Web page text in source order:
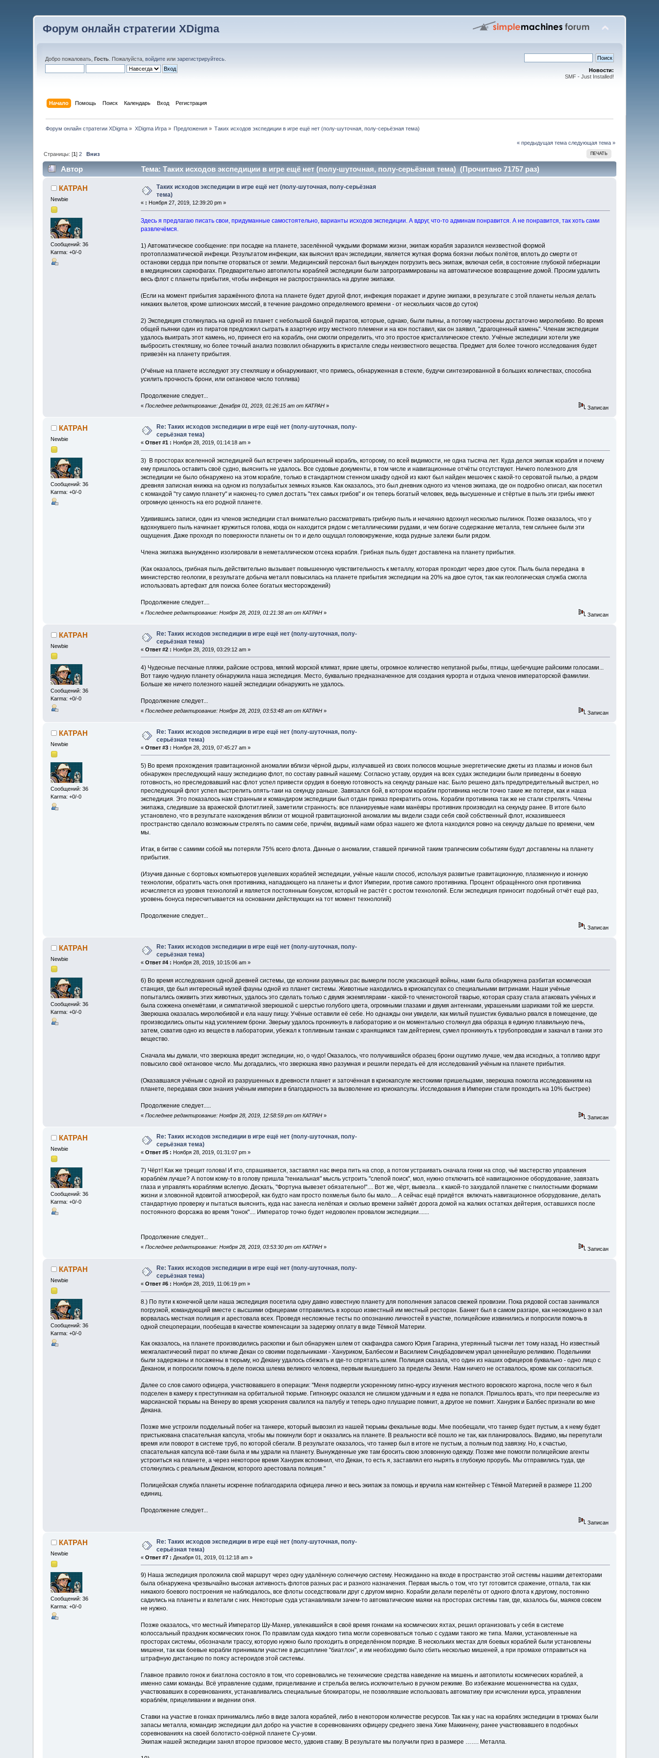
Форум онлайн стратегии XDigma
Добро пожаловать,Гость . Пожалуйста,войдите илизарегистрируйтесь
Новости:
SMF - Just Installed!
Начало Помощь Поиск Календарь Вход Регистрация
Форум онлайн стратегии XDigma » XDigma Игра» Предложения » Таких исходов экспедиции в игре ещё нет (полу-шуточная, полу-серьёзная тема)
« предыдущая тема следующая тема »
ПЕЧАТЬ
Страницы: [1]2 Вниз
Автор Тема: Таких исходов экспедиции в игре ещё нет (полу-шуточная, полу-серьёзная тема) (Прочитано 71757 раз)
КАТРАН
Newbie
Сообщений: 36
Karma: +0/-0
Таких исходов экспедиции в игре ещё нет (полу-шуточная, полу-серьёзная
тема)
« : Ноября 27, 2019, 12:39:20 pm »
Здесь я предлагаю писать свои, придуманные самостоятельно, варианты исходов экспедиции. А вдруг, что-то админам понравится. А не понравится, так хоть сами
развлечёмся.
1) Автоматическое сообщение: при посадке на планете, заселённой чуждыми формами жизни, экипаж корабля заразился неизвестной формой
протоплазматической инфекци. Результатом инфекции, как выяснил врач экспедиции, является жуткая форма боязни любых полётов, вплоть до смерти от
остановки сердца при попытке оторваться от земли. Медицинский персонал был вынужден погрузить весь экипаж, включая себя, в состояние глубокой гибернации
в медицинских саркофагах. Предварительно автопилоты кораблей экспедиции были запрограммированы на автоматическое возвращение домой. Просим удалить
весь флот с планеты прибытия, чтобы инфекция не распространилась на другие экипажи.
(Если на момент прибытия заражённого флота на планете будет другой флот, инфекция поражает и другие экипажи, в результате с этой планеты нельзя делать
никаких вылетов, кроме шпионских миссий, в течение рандомно определяемого времени - от нескольких часов до суток)
2) Экспедиция столкнулась на одной из планет с небольшой бандой пиратов, которые, однако, были пьяны, а потому настроены достаточно миролюбиво. Во время
общей пьянки один из пиратов предложил сыграть в азартную игру местного племени и на кон поставил, как он заявил, "драгоценный камень". Членам экспедиции
удалось выиграть этот камень, но, принеся его на корабль, они смогли определить, что это простое кристаллическое стекло. Учёные экспедиции хотели уже
выбросить стекляшку, но более точный анализ позволил обнаружить в кристалле следы неизвестного вещества. Предмет для более точного исследования будет
привезён на планету прибытия.
(Учёные на планете исследуют эту стекляшку и обнаруживают, что примесь, обнаруженная в стекле, будучи синтезированной в больших количествах, способна
усилить прочность брони, или октановое число топлива)
Продолжение следует...
« Последнее редактирование: Декабря 01, 2019, 01:26:15 am от КАТРАН» Записан
КАТРАН
Newbie
Сообщений: 36
Karma: +0/-0
Re: Таких исходов экспедиции в игре ещё нет (полу-шуточная, полу-
серьёзная тема)
« Ответ #1 : Ноября 28, 2019, 01:14:18 am »
3) В просторах вселенной экспедицией был встречен заброшенный корабль, которому, по всей видимости, не одна тысяча лет. Куда делся экипаж корабля и почему
ему пришлось оставить своё судно, выяснить не удалось. Все судовые документы, в том числе и навигационные отчёты отсутствуют. Ничего полезного для
экспедиции не было обнаружено на этом корабле, только в стандартном стенном шкафу одной из кают был найден мешочек с какой-то сероватой пылью, а рядом
древняя записная книжка на одном из полузабытых земных языков. Как оказалось, это был дневник одного из членов экипажа, где он подробно описал, как посетил
с командой "ту самую планету" и наконец-то сумел достать "тех самых грибов" и он теперь богатый человек, ведь высушенные и стёртые в пыль эти грибы имеют
огромную ценность на его родной планете.
Удивившись записи, один из членов экспедиции стал внимательно рассматривать грибную пыль и нечаянно вдохнул несколько пылинок. Позже оказалось, что у
вдохнувшего пыль начинает кружиться голова, когда он находится рядом с металлическими рудами, и чем богаче содержание металла, тем сильнее были эти
ощущения. Даже проходя по поверхности планеты он то и дело ощущал головокружение, когда рудные залежи были рядом.
Члена экипажа вынужденно изолировали в неметаллическом отсека корабля. Грибная пыль будет доставлена на планету прибытия.
(Как оказалось, грибная пыль действительно вызывает повышенную чувствительность к металлу, которая проходит через двое суток. Пыль была передана в
министерство геологии, в результате добыча металл повысилась на планете прибытия экспедиции на 20% на двое суток, так как геологическая служба смогла
использовать артефакт для поиска более богатых месторождений)
Продолжение следует....
« Последнее редактирование: Ноября 28, 2019, 01:21:38 am от КАТРАН» Записан
КАТРАН
Newbie
Сообщений: 36
Karma: +0/-0
Re: Таких исходов экспедиции в игре ещё нет (полу-шуточная, полу-
серьёзная тема)
« Ответ #2 : Ноября 28, 2019, 03:29:12 am »
4) Чудесные песчаные пляжи, райские острова, мягкий морской климат, яркие цветы, огромное количество непуганой рыбы, птицы, щебечущие райскими голосами...
Вот такую чудную планету обнаружила наша экспедиция. Место, буквально предназначенное для создания курорта и отдыха членов императорской фамилии.
Больше же ничего полезного нашей экспедиции обнаружить не удалось.
Продолжение следует...
« Последнее редактирование: Ноября 28, 2019, 03:53:48 am от КАТРАН» Записан
КАТРАН
Newbie
Сообщений: 36
Karma: +0/-0
Re: Таких исходов экспедиции в игре ещё нет (полу-шуточная, полу-
серьёзная тема)
« Ответ #3 : Ноября 28, 2019, 07:45:27 am »
5) Во время прохождения гравитационной аномалии вблизи чёрной дыры, излучавшей из своих полюсов мощные энергетические джеты из плазмы и ионов был
обнаружен преследующий нашу экспедицию флот, по составу равный нашему. Согласно уставу, орудия на всех судах экспедиции были приведены в боевую
готовность, но преследовавший нас флот успел привести орудия в боевую готовность на секунду раньше нас. Было решено дать предупредительный выстрел, но
преследующий флот успел выстрелить опять-таки на секунду раньше. Завязался бой, в котором корабли противника несли точно такие же потери, как и наша
экспедиция. Это показалось нам странным и командиром экспедиции был отдан приказ прекратить огонь. Корабли противника так же не стали стрелять. Члены
экипажа, следившие за вражеской флотитлией, заметили странность: все планируемые нами манёвры противник производил на секунду ранее. В итоге было
установлено, что в результате нахождения вблизи от мощной гравитационной аномалии мы видели сзади себя свой собственный флот, исказившееся
пространство сделало возможным стрелять по самим себе, причём, видимый нами образ нашего же флота находился ровно на секунду дальше по времени, чем
мы.
Итак, в битве с самими собой мы потеряли 75% всего флота. Данные о аномалии, ставшей причиной таким трагическим событиям будут доставлены на планету
прибытия.
(Изучив данные с бортовых компьютеров уцелевших кораблей экспедиции, учёные нашли способ, используя развитые гравитационную, плазменную и ионную
технологии, обратить часть огня противника, нападающего на планеты и флот Империи, против самого противника. Процент обращённого огня противника
исчисляется из уровня технологий и является постоянным бонусом, который не растёт с ростом технологий. Если экспедиция приносит подобный отчёт ещё раз,
уровень бонуса пересчитывается на основании действующих на тот момент технологий)
Продолжение следует...
Записан
КАТРАН
Newbie
Сообщений: 36
Karma: +0/-0
Re: Таких исходов экспедиции в игре ещё нет (полу-шуточная, полу-
серьёзная тема)
« Ответ #4 : Ноября 28, 2019, 10:15:06 am »
6) Во время исследования одной древней системы, где колонии разумных рас вымерли после ужасающей войны, нами была обнаружена разбитая космическая
станция, где был интересный музей фауны одной из планет системы. Животные находились в криокапсулах со специальными витринами. Наши учёные
попытались оживить этих животных, удалось это сделать только с двумя экземплярами - какой-то членистоногой тварью, которая сразу стала атаковать учёных и
была сожжена огнемётами, и симпатичной зверюшкой с шерстью голубого цвета, огромными глазами и двумя антеннами, украшеными шариками той же шерсти.
Зверюшка оказалась миролюбивой и ела нашу пищу. Учёные оставили её себе. Но однажды они увидели, как милый пушистик буквально рвался в помещение, где
производились опыты над усилением брони. Зверьку удалось проникнуть в лабораторию и он моментально столкнул два образца в единую плавильную печь,
затем, схватив одно из веществ в лаборатории, убежал к топливным танкам с хранящимся там дейтерием, сумел проникнуть к трубопроводам и закачал в танки это
вещество.
Сначала мы думали, что зверюшка вредит экспедиции, но, о чудо! Оказалось, что получившийся образец брони ощутимо лучше, чем два исходных, а топливо вдруг
повысило своё октановое число. Мы догадались, что зверюшка явно разумная и решили передать её для исследований учёным на планете прибытия.
(Оказавшаяся учёным с одной из разрушенных в древности планет и заточённая в криокапсуле жестокими пришельцами, зверюшка помогла исследованиям на
планете, передавая свои знания учёным империи в благодарность за вызволение из криокапсулы. Исследования в Империи стали проходить на 10% быстрее)
Продолжение следует.....
« Последнее редактирование: Ноября 28, 2019, 12:58:59 pm от КАТРАН» Записан
КАТРАН
Newbie
Сообщений: 36
Karma: +0/-0
Re: Таких исходов экспедиции в игре ещё нет (полу-шуточная, полу-
серьёзная тема)
« Ответ #5 : Ноября 28, 2019, 01:31:07 pm »
7) Чёрт! Как же трещит голова! И кто, спрашивается, заставлял нас вчера пить на спор, а потом устраивать сначала гонки на спор, чьё мастерство управления
кораблём лучше? А потом кому-то в голову пришла "гениальная" мысль устроить "слепой поиск", мол, нужно отключить всё навигационное оборудование, завязать
глаза и управлять кораблями вслепую. Дескать, "Фортуна вывезет обязательно!".... Вот же, чёрт, вывезла... к какой-то захудалой планетке с гнилостными формами
жизни и зловонной ядовитой атмосферой, как будто нам просто похмелья было бы мало.... А сейчас ещё придётся включать навигационное оборудование, делать
стандартную проверку и пытаться выяснить, куда нас занесла нелёгкая и сколько времени займёт дорога домой на жалких остатках дейтерия, оставшихся после
постоянного форсажа во время "гонок".... Император точно будет недоволен провалом экспедиции.......
Продолжение следует...
« Последнее редактирование: Ноября 28, 2019, 03:53:30 pm от КАТРАН» Записан
КАТРАН
Newbie
Сообщений: 36
Karma: +0/-0
Re: Таких исходов экспедиции в игре ещё нет (полу-шуточная, полу-
серьёзная тема)
« Ответ #6 : Ноября 28, 2019, 11:06:19 pm »
8.) По пути к конечной цели наша экспедиция посетила одну давно известную планету для пополнения запасов свежей провизии. Пока рядовой состав занимался
погрузкой, командующий вместе с высшими офицерами отправились в хорошо известный им местный ресторан. Банкет был в самом разгаре, как неожиданно в зал
ворвалась местная полиция и арестовала всех. Проведя несложные тесты по опознанию личностей в участке, полицейские извинились и попросили помочь в
одной спецоперации, пообещав в качестве компенсации за задержку оплату в виде Тёмной Материи.
Как оказалось, на планете производились раскопки и был обнаружен шлем от скафандра самого Юрия Гагарина, утерянный тысячи лет тому назад. Но известный
межгалактический пират по кличке Декан со своими подельниками - Хануриком, Балбесом и Василием Синдбадовичем украл ценнейшую реликвию. Подельники
были задержаны и посажены в тюрьму, но Декану удалось сбежать и где-то спрятать шлем. Полиция сказала, что один из наших офицеров буквально - одно лицо с
Деканом, и попросили помочь в деле поиска шлема великого человека, первым вышедшего за пределы Земли. Нам ничего не оставалось, кроме как согласиться.
Далее со слов самого офицера, участвовавшего в операции: "Меня подвергли ускоренному гипно-курсу изучения местного воровского жаргона, после чего я был
подселен в камеру к преступникам на орбитальной тюрьме. Гипнокурс оказался не слишком удачным и я едва не попался. Пришлось врать, что при пеересылке из
марсианской тюрьмы на Венеру во время ускорения свалился на палубу и теперь одно плушарие помнит, а другое не помнит. Ханурик и Балбес признали во мне
Декана.
Позже мне устроили поддельный побег на танкере, который вывозил из нашей тюрьмы фекальные воды. Мне пообещали, что танкер будет пустым, а к нему будет
пристыкована спасательная капсула, чтобы мы покинули борт и оказались на планете. В реальности всё пошло не так, как планировалось. Видимо, мы перепутали
время или поворот в системе труб, по которой сбегали. В результате оказалось, что танкер был в итоге не пустым, а полным под завязку. Но, к счастью,
спасательная капсула всё-таки была и мы удрали на планету. Вынужденные уже там бросить свою зловонную одежду. Позже мне помогли полицейские агенты
устроиться на планете, а через некоторое время Ханурик вспомнил, что Декан, то есть я, заставлял его нырять в глубокую прорубь. Мы отправились туда, где
столкнулись с реальным Деканом, которого арестовала полиция."
Полицейская служба планеты искренне поблагодарила офицера лично и весь экипаж за помощь и вручила нам контейнер с Тёмной Материей в размере 11.200
единиц.
Продолжение следует...
Записан
КАТРАН
Newbie
Сообщений: 36
Karma: +0/-0
Re: Таких исходов экспедиции в игре ещё нет (полу-шуточная, полу-
серьёзная тема)
« Ответ #7 : Декабря 01, 2019, 01:12:18 am »
9) Наша экспедиция проложила свой маршрут через одну удалённую солнечную систему. Неожиданно на входе в пространство этой системы нашими детекторами
была обнаружена чрезвычайно высокая активность флотов разных рас и разного назначения. Первая мысль о том, что тут готовится сражение, отпала, так как
никакого боевого построения не наблюдалось, все флоты соседствовали друг с другом мирно. Корабли делали перелёты от одного флота к другому, постоянно
садились на планеты и взлетали с них. Некоторые суда устанавливали зачем-то автоматические маяки на просторах системы там, где, казалось бы, маяков совсем
не нужно.
Позже оказалось, что местный Император Шу-Махер, увлекавшийся в своё время гонками на космических яхтах, решил организовать у себя в системе
колоссальный праздник космических гонок. По правилам суда каждого типа могли соревноваться только с судами такого же типа. Маяки, установленные на
просторах системы, обозначали трассу, которую нужно было проходить в определённом порядке. В нескольких местах для боевых кораблей были установлены
мишени, так как боевые корабли принимали участие в дисциплине "биатлон", и им необходимо было сбить несколько мишеней, а при промахе отправиться на
штрафную дистанцию по поясу астероидов этой системы.
Главное правило гонок и биатлона состояло в том, что соревновались не технические средства наведение на мишень и автопилоты космических кораблей, а
именно сами команды. Всё управление судами, прицеливание и стрельба велись исключительно в ручном режиме. Во избежание мошенничества на судах,
участвовавших в соревнованиях, устанавливались специальные блокираторы, не позволявшие использовать автоматику при исчислении курса, управлении
кораблём, прицеливании и ведении огня.
Ставки на участие в гонках принимались либо в виде залога кораблей, либо в некотором количестве ресурсов. Так как у нас на кораблях экспедиции в трюмах были
запасы металла, командир экспедиции дал добро на участие в соревнованиях офицеру среднего звена Хике Маккинену, ранее участвовавшего в подобных
соревнованиях на своей болотисто-озёрной планете Су-уоми.
Экипаж нашей экспедиции занял второе призовое место, удвоив ставку. В результате мы получили приз в размере ……. Металла.